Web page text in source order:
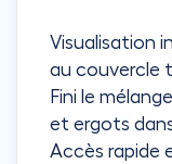
Visualisation
au couvercle
Fini le
et ergots
Accès rapide